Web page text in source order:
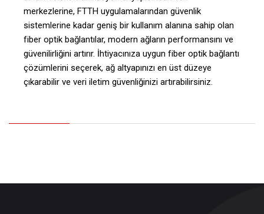
merkezlerine, FTTH uygulamalarından güvenlik
sistemlerine kadar geniş bir kullanım alanına sahip olan
fiber optik bağlantılar, modern ağların performansını ve
güvenilirliğini artırır. İhtiyacınıza uygun fiber optik bağlantı
çözümlerini seçerek, ağ altyapınızı en üst düzeye
çıkarabilir ve veri iletim güvenliğinizi artırabilirsiniz.